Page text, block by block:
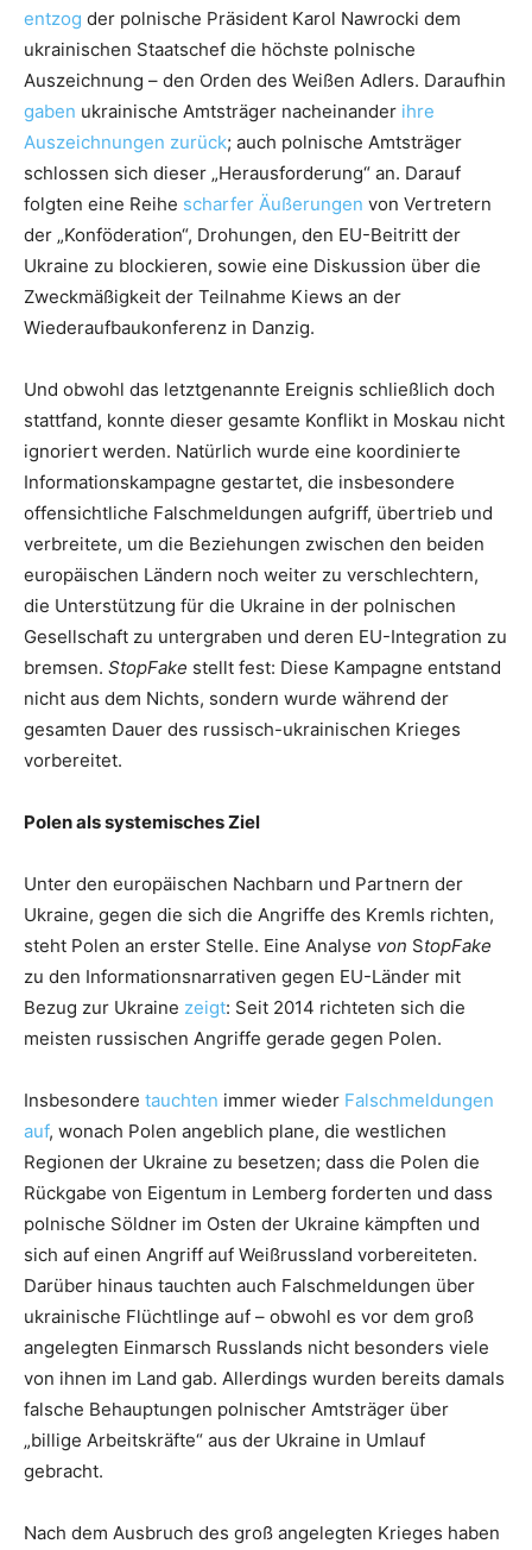
entzog der polnische Präsident Karol Nawrocki dem
ukrainischen Staatschef die höchste polnische
Auszeichnung – den Orden des Weißen Adlers. Daraufhin
gaben ukrainische Amtsträger nacheinander ihre
Auszeichnungen zurück; auch polnische Amtsträger
schlossen sich dieser „Herausforderung“ an. Darauf
folgten eine Reihe scharfer Äußerungen von Vertretern
der „Konföderation“, Drohungen, den EU-Beitritt der
Ukraine zu blockieren, sowie eine Diskussion über die
Zweckmäßigkeit der Teilnahme Kiews an der
Wiederaufbaukonferenz in Danzig.
Und obwohl das letztgenannte Ereignis schließlich doch
stattfand, konnte dieser gesamte Konflikt in Moskau nicht
ignoriert werden. Natürlich wurde eine koordinierte
Informationskampagne gestartet, die insbesondere
offensichtliche Falschmeldungen aufgriff, übertrieb und
verbreitete, um die Beziehungen zwischen den beiden
europäischen Ländern noch weiter zu verschlechtern,
die Unterstützung für die Ukraine in der polnischen
Gesellschaft zu untergraben und deren EU-Integration zu
bremsen. StopFake stellt fest: Diese Kampagne entstand
nicht aus dem Nichts, sondern wurde während der
gesamten Dauer des russisch-ukrainischen Krieges
vorbereitet.
Polen als systemisches Ziel
Unter den europäischen Nachbarn und Partnern der
Ukraine, gegen die sich die Angriffe des Kremls richten,
steht Polen an erster Stelle. Eine Analyse von StopFake
zu den Informationsnarrativen gegen EU-Länder mit
Bezug zur Ukraine zeigt: Seit 2014 richteten sich die
meisten russischen Angriffe gerade gegen Polen.
Insbesondere tauchten immer wieder Falschmeldungen
auf, wonach Polen angeblich plane, die westlichen
Regionen der Ukraine zu besetzen; dass die Polen die
Rückgabe von Eigentum in Lemberg forderten und dass
polnische Söldner im Osten der Ukraine kämpften und
sich auf einen Angriff auf Weißrussland vorbereiteten.
Darüber hinaus tauchten auch Falschmeldungen über
ukrainische Flüchtlinge auf – obwohl es vor dem groß
angelegten Einmarsch Russlands nicht besonders viele
von ihnen im Land gab. Allerdings wurden bereits damals
falsche Behauptungen polnischer Amtsträger über
„billige Arbeitskräfte“ aus der Ukraine in Umlauf
gebracht.
Nach dem Ausbruch des groß angelegten Krieges haben